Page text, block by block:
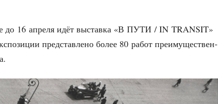
до 16 апре­ля идёт выстав­ка «В ПУТИ / IN TRANSIT»
пред­став­ле­но более 80 работ пре­иму­ще­ствен­